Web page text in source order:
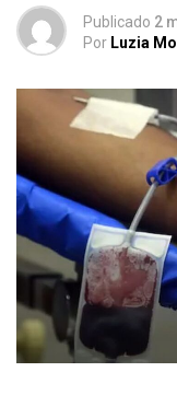
Publicado 2
Por Luzia